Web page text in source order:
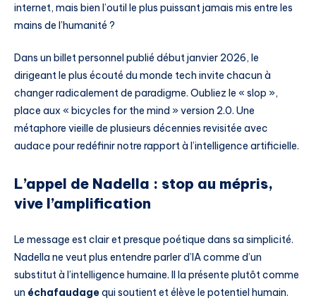
internet, mais bien l’outil le plus puissant jamais mis entre les
mains de l’humanité ?
Dans un billet personnel publié début janvier 2026, le
dirigeant le plus écouté du monde tech invite chacun à
changer radicalement de paradigme. Oubliez le « slop »,
place aux « bicycles for the mind » version 2.0. Une
métaphore vieille de plusieurs décennies revisitée avec
audace pour redéfinir notre rapport à l’intelligence artificielle.
L’appel de Nadella : stop au mépris,
vive l’amplification
Le message est clair et presque poétique dans sa simplicité.
Nadella ne veut plus entendre parler d’IA comme d’un
substitut à l’intelligence humaine. Il la présente plutôt comme
un échafaudagequi soutient et élève le potentiel humain.